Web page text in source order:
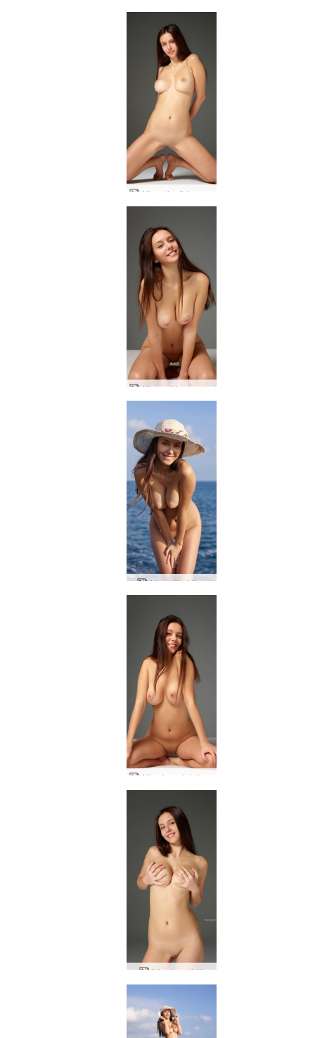
Alisa nakin og náttúruleg
Alisa við sjóinn
Alisa handfylli